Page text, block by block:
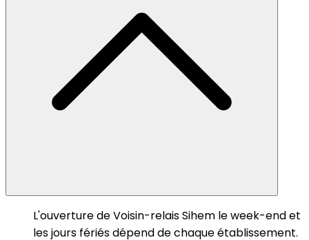
L'ouverture de Voisin-relais Sihem le week-end et
les jours fériés dépend de chaque établissement.